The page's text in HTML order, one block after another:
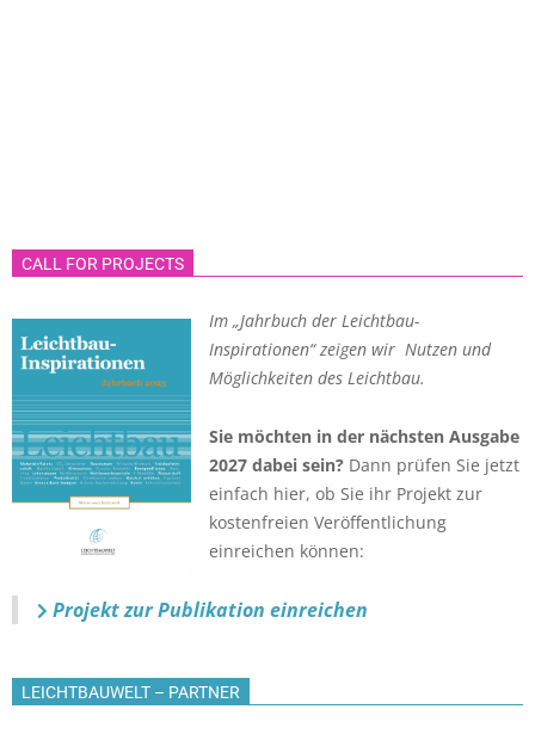
CALL FOR PROJECTS
Im „Jahrbuch der Leichtbau-
Inspirationen“ zeigen wir Nutzen und
Möglichkeiten des Leichtbau.
Sie möchten in der nächsten Ausgabe
2027 dabei sein? Dann prüfen Sie jetzt
einfach hier, ob Sie ihr Projekt zur
kostenfreien Veröffentlichung
einreichen können:
Projekt zur Publikation einreichen
LEICHTBAUWELT – PARTNER